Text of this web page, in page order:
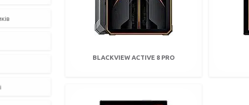
BLACKVIEW ACTIVE 8 PRO